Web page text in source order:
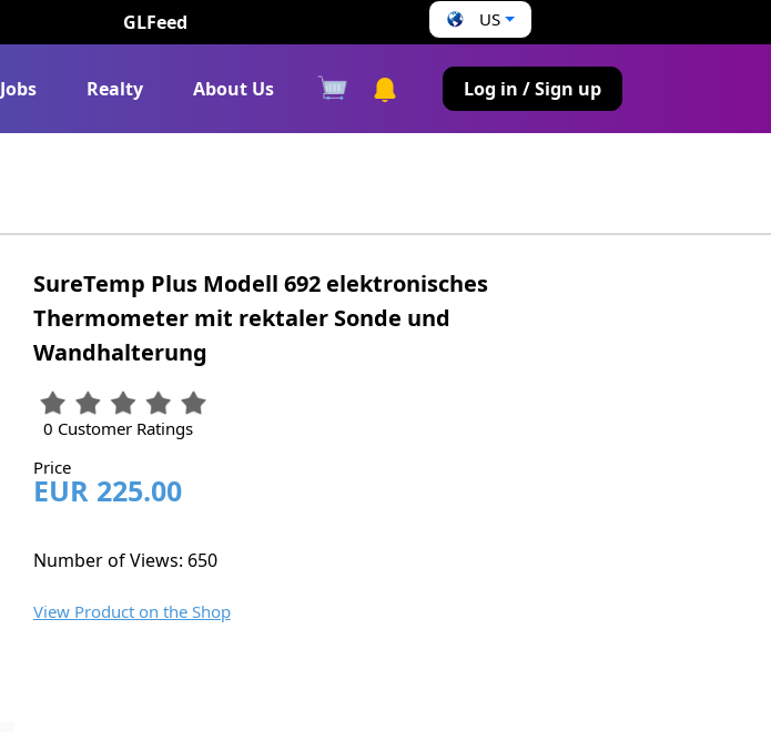
GLFeed US
Jobs Realty About Us Log in / Sign up
SureTemp Plus Modell 692 elektronisches
Thermometer mit rektaler Sonde und
Wandhalterung
0 Customer Ratings
Price
EUR 225.00
Number of Views: 650
View Product on the Shop